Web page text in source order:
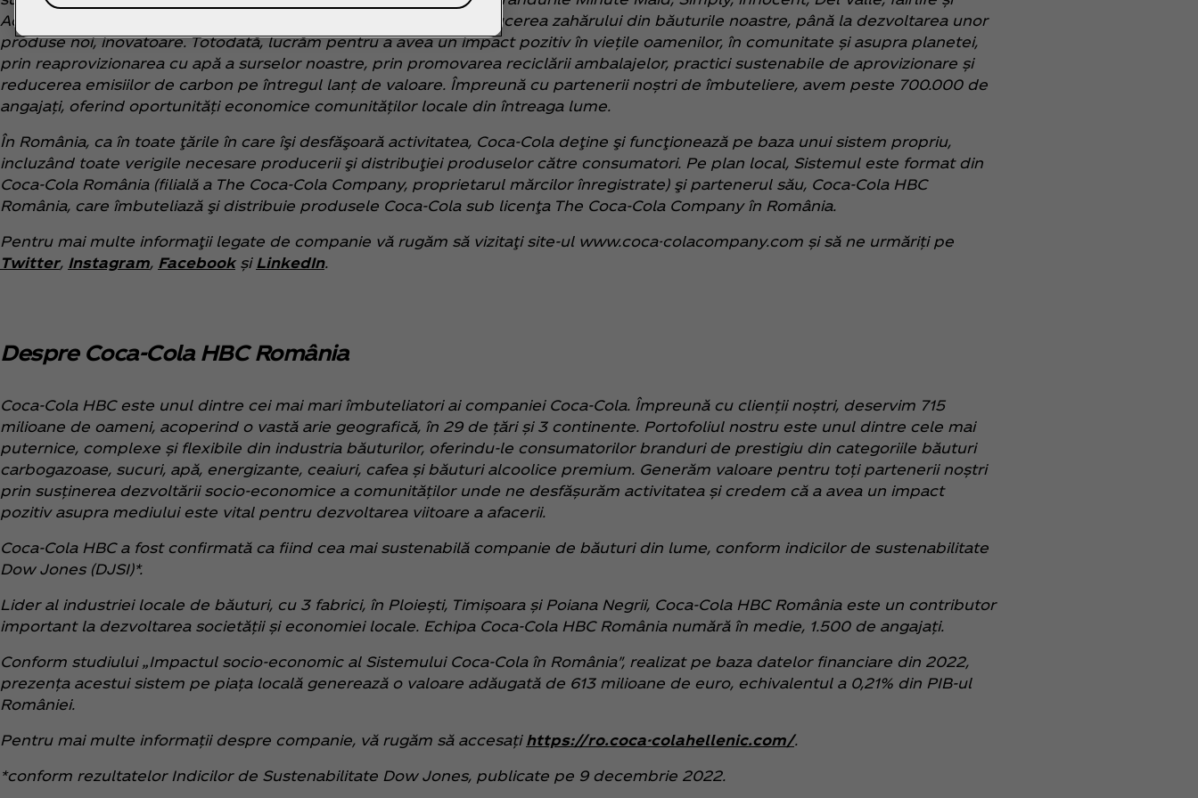
AdeZ. Ne adaptăm în mod constant portofoliul, începând cu reducerea zahărului din băuturile noastre, până la dezvoltarea unor
produse noi, inovatoare. Totodată, lucrăm pentru a avea un impact pozitiv în viețile oamenilor, în comunitate și asupra planetei,
prin reaprovizionarea cu apă a surselor noastre, prin promovarea reciclării ambalajelor, practici sustenabile de aprovizionare și
reducerea emisiilor de carbon pe întregul lanț de valoare. Împreună cu partenerii noștri de îmbuteliere, avem peste 700.000 de
angajați, oferind oportunități economice comunităților locale din întreaga lume.
În România, ca în toate ţările în care îşi desfăşoară activitatea, Coca‑Cola deţine şi funcţionează pe baza unui sistem propriu,
incluzând toate verigile necesare producerii şi distribuţiei produselor către consumatori. Pe plan local, Sistemul este format din
Coca‑Cola România (filială a The Coca‑Cola Company, proprietarul mărcilor înregistrate) şi partenerul său, Coca‑Cola HBC
România, care îmbuteliază şi distribuie produsele Coca‑Cola sub licenţa The Coca‑Cola Company în România.
Pentru mai multe informaţii legate de companie vă rugăm să vizitaţi site-ul www.coca-colacompany.com și să ne urmăriți pe
Twitter, Instagram, Facebookși LinkedIn.
Despre Coca‑Cola HBC România
Coca‑Cola HBC este unul dintre cei mai mari îmbuteliatori ai companiei Coca‑Cola. Împreună cu clienții noștri, deservim 715
milioane de oameni, acoperind o vastă arie geografică, în 29 de țări și 3 continente. Portofoliul nostru este unul dintre cele mai
puternice, complexe și flexibile din industria băuturilor, oferindu-le consumatorilor branduri de prestigiu din categoriile băuturi
carbogazoase, sucuri, apă, energizante, ceaiuri, cafea și băuturi alcoolice premium. Generăm valoare pentru toți partenerii noștri
prin susținerea dezvoltării socio-economice a comunităților unde ne desfășurăm activitatea și credem că a avea un impact
pozitiv asupra mediului este vital pentru dezvoltarea viitoare a afacerii.
Coca‑Cola HBC a fost confirmată ca fiind cea mai sustenabilă companie de băuturi din lume, conform indicilor de sustenabilitate
Dow Jones (DJSI)*.
Lider al industriei locale de băuturi, cu 3 fabrici, în Ploiești, Timișoara și Poiana Negrii, Coca‑Cola HBC România este un contributor
important la dezvoltarea societății și economiei locale. Echipa Coca‑Cola HBC România numără în medie, 1.500 de angajați.
Conform studiului „Impactul socio-economic al Sistemului Coca‑Cola în România", realizat pe baza datelor financiare din 2022,
prezența acestui sistem pe piața locală generează o valoare adăugată de 613 milioane de euro, echivalentul a 0,21% din PIB-ul
României.
Pentru mai multe informații despre companie, vă rugăm să accesați https://ro.coca-colahellenic.com/.
*conform rezultatelor Indicilor de Sustenabilitate Dow Jones, publicate pe 9 decembrie 2022.